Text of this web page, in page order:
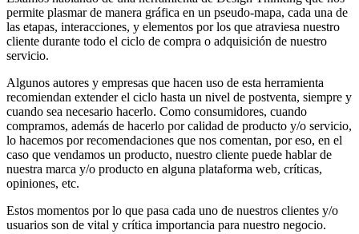
permite plasmar de manera gráfica en un pseudo-mapa, cada una de
las etapas, interacciones, y elementos por los que atraviesa nuestro
cliente durante todo el ciclo de compra o adquisición de nuestro
servicio.
Algunos autores y empresas que hacen uso de esta herramienta
recomiendan extender el ciclo hasta un nivel de postventa, siempre y
cuando sea necesario hacerlo. Como consumidores, cuando
compramos, además de hacerlo por calidad de producto y/o servicio,
lo hacemos por recomendaciones que nos comentan, por eso, en el
caso que vendamos un producto, nuestro cliente puede hablar de
nuestra marca y/o producto en alguna plataforma web, críticas,
opiniones, etc.
Estos momentos por lo que pasa cada uno de nuestros clientes y/o
usuarios son de vital y crítica importancia para nuestro negocio.